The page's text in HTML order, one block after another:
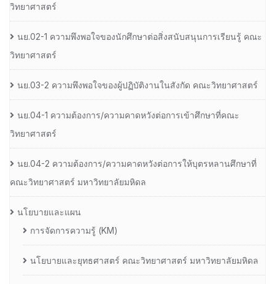
วิทยาศาสตร์
นย.02-1 ความพึงพอใจของนักศึกษาต่อสิ่งสนับสนุนการเรียนรู้ คณะ
วิทยาศาสตร์
นย.03-2 ความพึงพอใจของผู้ปฏิบัติงานในสังกัด คณะวิทยาศาสตร์
นย.04-1 ความต้องการ/ความคาดหวังต่อการเข้าศึกษาที่คณะ
วิทยาศาสตร์
นย.04-2 ความต้องการ/ความคาดหวังต่อการให้บุตรหลานศึกษาที่
คณะวิทยาศาสตร์ มหาวิทยาลัยมหิดล
นโยบายและแผน
การจัดการความรู้ (KM)
นโยบายและยุทธศาสตร์ คณะวิทยาศาสตร์ มหาวิทยาลัยมหิดล